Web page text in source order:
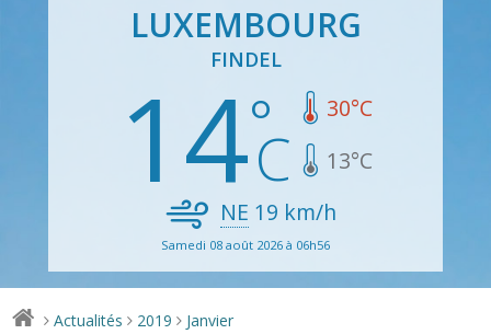
LUXEMBOURG
FINDEL
14 30°C
13°C
NE 19 km/h
Samedi 08 août 2026 à 06h56
> Actualités > 2019 > Janvier